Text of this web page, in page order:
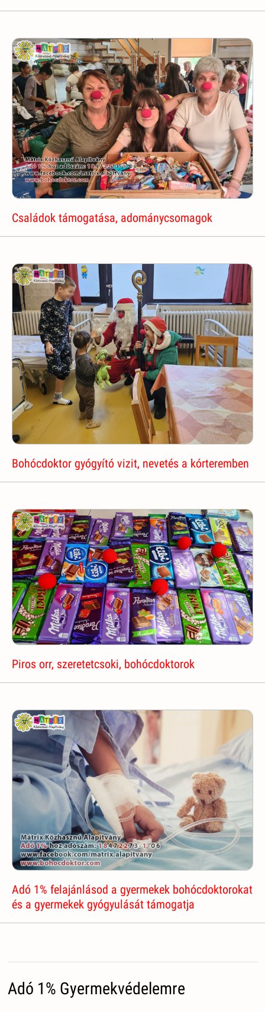
Családok támogatása, adománycsomagok
Bohócdoktor gyógyító vizit, nevetés a kórteremben
Piros orr, szeretetcsoki, bohócdoktorok
Adó 1% felajánlásod a gyermekek bohócdoktorokat
és a gyermekek gyógyulását támogatja
Adó 1% Gyermekvédelemre